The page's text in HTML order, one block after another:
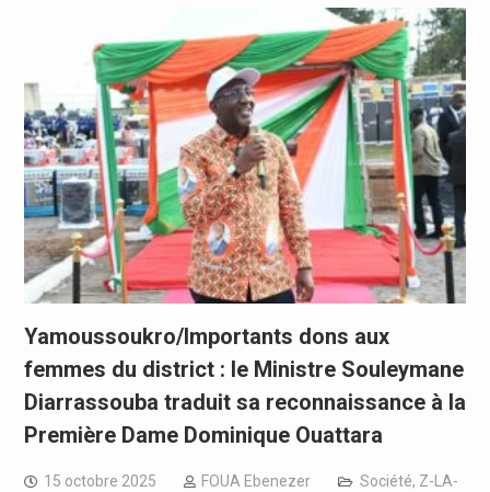
Yamoussoukro/Importants dons aux
femmes du district : le Ministre Souleymane
Diarrassouba traduit sa reconnaissance à la
Première Dame Dominique Ouattara
15 octobre 2025 FOUA Ebenezer Société, Z-LA-